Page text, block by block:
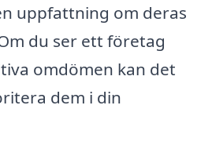
uppfattning om deras
du ser ett företag
omdömen kan det
dem i din